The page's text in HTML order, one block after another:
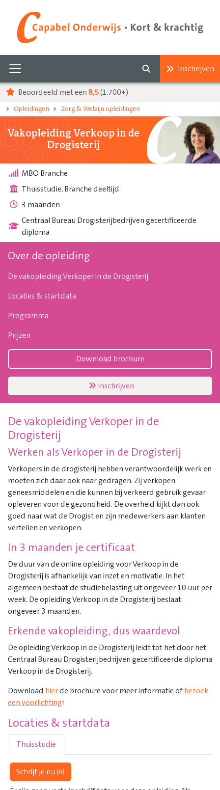
Inschrijven
Beoordeeld met een 8,5(1.700+)
Opleidingen Zorg & Welzijn opleidingen
Vakopleiding Verkoop in de
Drogisterij
MBO Branche
Thuisstudie, Branche deeltijd
3 maanden
Centraal Bureau Drogisterijbedrijven gecertificeerde
diploma
Over de opleiding
De vakopleiding Verkoper in de Drogisterij
Locaties & startdata
Programma
Prijzen
Download brochure
Inschrijven
De vakopleiding Verkoper in de
Drogisterij
Werken als Verkoper in de Drogisterij
Verkopers in de drogisterij hebben verantwoordelijk werk en
moeten zich daar ook naar gedragen. Zij verkopen
geneesmiddelen en die kunnen bij verkeerd gebruik gevaar
opleveren voor de gezondheid. De overheid kijkt dan ook
goed naar wat de Drogist en zijn medewerkers aan klanten
vertellen en verkopen.
In 3 maanden je certificaat
De duur van de online opleiding voor Verkoop in de
Drogisterij is afhankelijk van inzet en motivatie. In het
algemeen bestaat de studiebelasting uit ongeveer 10 uur per
week. De opleiding Verkoop in de Drogisterij beslaat
ongeveer 3 maanden.
Erkende vakopleiding, dus waardevol
De opleiding Verkoop in de Drogisterij leidt tot het door het
Centraal Bureau Drogisterijbedrijven gecertificeerde diploma
Verkoop in de Drogisterij.
Download hierde brochure voor meer informatie of bezoek
een voorlichting!
Locaties & startdata
Thuisstudie
Schrijf je nu in!